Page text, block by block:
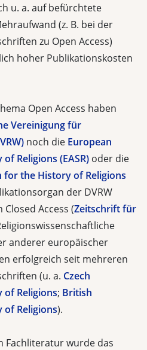
u. a. auf befürchtete
(z. B. bei der
zu Open Access)
hoher Publikationskosten
Open Access haben
Vereinigung für
noch die European
Religions (EASR) oder die
the History of Religions
der DVRW
Access (Zeitschrift für
anderer europäischer
erfolgreich seit mehreren
(u. a. Czech
of Religions; British
of Religions).
Fachliteratur wurde das